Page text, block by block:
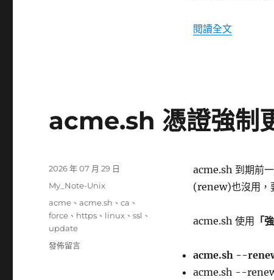
閱讀全文〈剩菜放
acme.sh 憑證強制
acme.sh 到期前
(renew)也沒用，
acme.sh 使用 「
acme.sh --
acme.sh --
發
日
期:
2026 年 07 月 29 日
分
My_Note-Unix
標
籤
acme 、acme.sh 、ca 、
force 、 https 、 linux 、ssl 、
update
在
發佈留言